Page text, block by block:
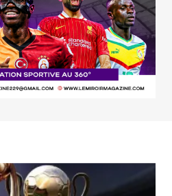
mon e-mail et mon
pour mon prochain